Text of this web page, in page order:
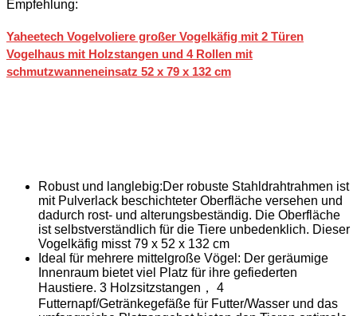
Empfehlung:
Yaheetech Vogelvoliere großer Vogelkäfig mit 2 Türen
Vogelhaus mit Holzstangen und 4 Rollen mit
schmutzwanneneinsatz 52 x 79 x 132 cm
Robust und langlebig:Der robuste Stahldrahtrahmen ist
mit Pulverlack beschichteter Oberfläche versehen und
dadurch rost- und alterungsbeständig. Die Oberfläche
ist selbstverständlich für die Tiere unbedenklich. Dieser
Vogelkäfig misst 79 x 52 x 132 cm
Ideal für mehrere mittelgroße Vögel: Der geräumige
Innenraum bietet viel Platz für ihre gefiederten
Haustiere. 3 Holzsitzstangen， 4
Futternapf/Getränkegefäße für Futter/Wasser und das